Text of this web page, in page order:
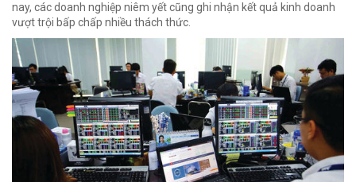
nay, các doanh nghiệp niêm yết cũng ghi nhận kết quả kinh doanh
vượt trội bấp chấp nhiều thách thức.